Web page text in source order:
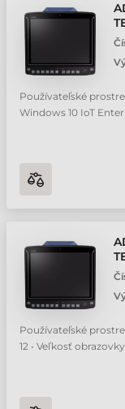
Používateľské
Windows 10 IoT
Používateľské
12 • Veľkosť